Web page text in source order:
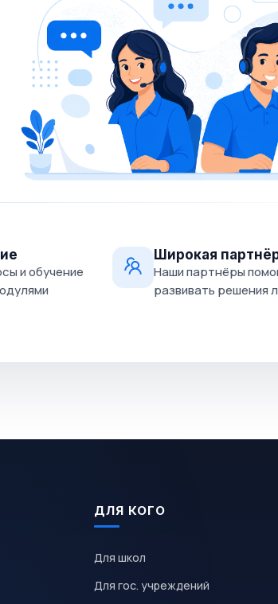
и обучение
Широкая
Наши партнёры
развивать решения
ДЛЯ КОГО
Для школ
Для гос. учреждений